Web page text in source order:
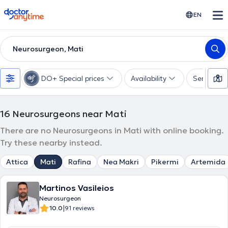
doctoranytime EN
Neurosurgeon, Mati
DO+ Special prices Availability Services
16 Neurosurgeons near Mati
There are no Neurosurgeons in Mati with online booking.
Try these nearby instead.
Attica Mati Rafina Nea Makri Pikermi Artemida
Martinos Vasileios
Neurosurgeon
10.0|91 reviews